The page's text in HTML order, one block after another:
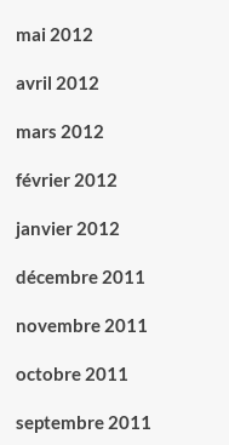
mai 2012
avril 2012
mars 2012
février 2012
janvier 2012
décembre 2011
novembre 2011
octobre 2011
septembre 2011